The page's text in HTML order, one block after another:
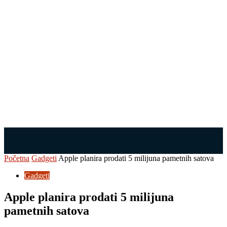
Početna Gadgeti Apple planira prodati 5 milijuna pametnih satova
Gadgeti
Apple planira prodati 5 milijuna
pametnih satova